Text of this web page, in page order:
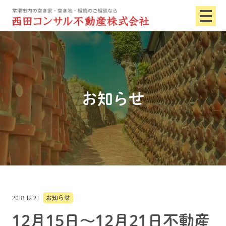
お知らせ
2018.12.21 お知らせ
12月15日～12月21日不動産